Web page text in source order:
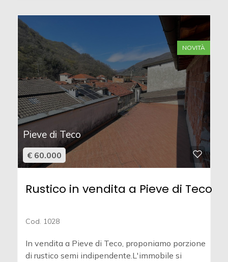
NOVITÀ
Pieve di Teco
€ 60.000
Rustico in vendita a Pieve di Teco
Cod. 1028
In vendita a Pieve di Teco, proponiamo porzione
di rustico semi indipendente.L'immobile si